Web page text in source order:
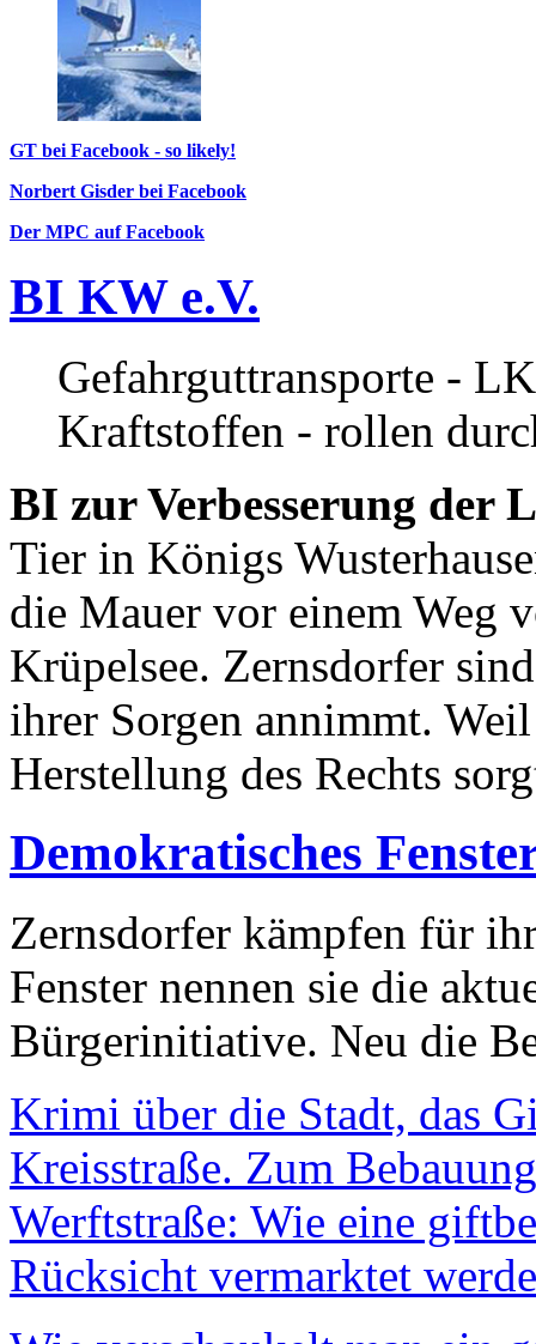
GT bei Facebook - so likely!
Norbert Gisder bei Facebook
Der MPC auf Facebook
BI KW e.V.
Gefahrguttransporte -
Kraftstoffen - rollen
BI zur Verbesserung der
Tier in Königs
die Mauer vor einem Weg
Krüpelsee. Zernsdorfer
ihrer Sorgen annimmt.
Herstellung des Rechts
Demokratisches
Zernsdorfer kämpfen für
Fenster nennen sie die
Bürgerinitiative. Neu die
Krimi über die Stadt, das
Kreisstraße. Zum
Werftstraße: Wie eine
Rücksicht vermarktet